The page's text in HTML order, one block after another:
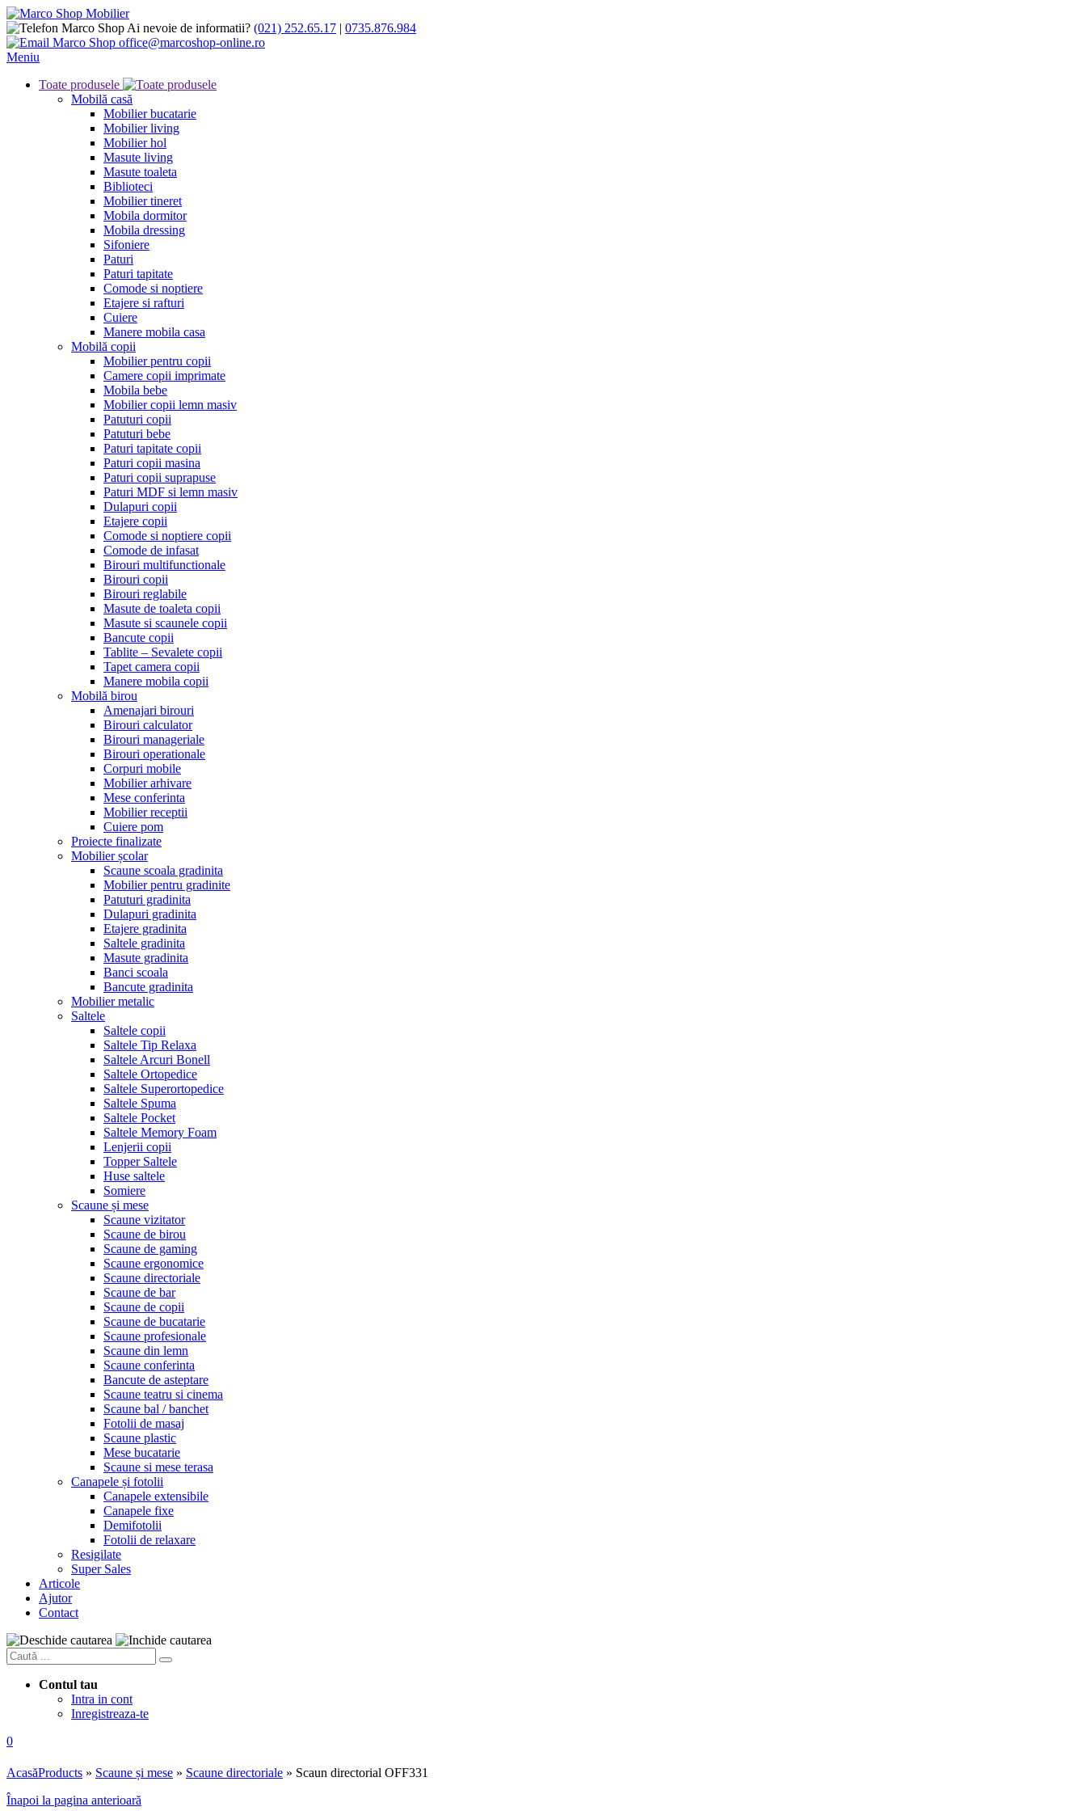
Ai nevoie de informatii? (021) 252.65.17 | 0735.876.984
office@marcoshop-online.ro
Meniu
Toate produsele
Mobilă casă
Mobilier bucatarie
Mobilier living
Mobilier hol
Masute living
Masute toaleta
Biblioteci
Mobilier tineret
Mobila dormitor
Mobila dressing
Sifoniere
Paturi
Paturi tapitate
Comode si noptiere
Etajere si rafturi
Cuiere
Manere mobila casa
Mobilă copii
Mobilier pentru copii
Camere copii imprimate
Mobila bebe
Mobilier copii lemn masiv
Patuturi copii
Patuturi bebe
Paturi tapitate copii
Paturi copii masina
Paturi copii suprapuse
Paturi MDF si lemn masiv
Dulapuri copii
Etajere copii
Comode si noptiere copii
Comode de infasat
Birouri multifunctionale
Birouri copii
Birouri reglabile
Masute de toaleta copii
Masute si scaunele copii
Bancute copii
Tablite – Sevalete copii
Tapet camera copii
Manere mobila copii
Mobilă birou
Amenajari birouri
Birouri calculator
Birouri manageriale
Birouri operationale
Corpuri mobile
Mobilier arhivare
Mese conferinta
Mobilier receptii
Cuiere pom
Proiecte finalizate
Mobilier școlar
Scaune scoala gradinita
Mobilier pentru gradinite
Patuturi gradinita
Dulapuri gradinita
Etajere gradinita
Saltele gradinita
Masute gradinita
Banci scoala
Bancute gradinita
Mobilier metalic
Saltele
Saltele copii
Saltele Tip Relaxa
Saltele Arcuri Bonell
Saltele Ortopedice
Saltele Superortopedice
Saltele Spuma
Saltele Pocket
Saltele Memory Foam
Lenjerii copii
Topper Saltele
Huse saltele
Somiere
Scaune și mese
Scaune vizitator
Scaune de birou
Scaune de gaming
Scaune ergonomice
Scaune directoriale
Scaune de bar
Scaune de copii
Scaune de bucatarie
Scaune profesionale
Scaune din lemn
Scaune conferinta
Bancute de asteptare
Scaune teatru si cinema
Scaune bal / banchet
Fotolii de masaj
Scaune plastic
Mese bucatarie
Scaune si mese terasa
Canapele și fotolii
Canapele extensibile
Canapele fixe
Demifotolii
Fotolii de relaxare
Resigilate
Super Sales
Articole
Ajutor
Contact
Contul tau
Intra in cont
Inregistreaza-te
0
AcasăProducts » Scaune și mese » Scaune directoriale » Scaun directorial OFF331
Înapoi la pagina anterioară